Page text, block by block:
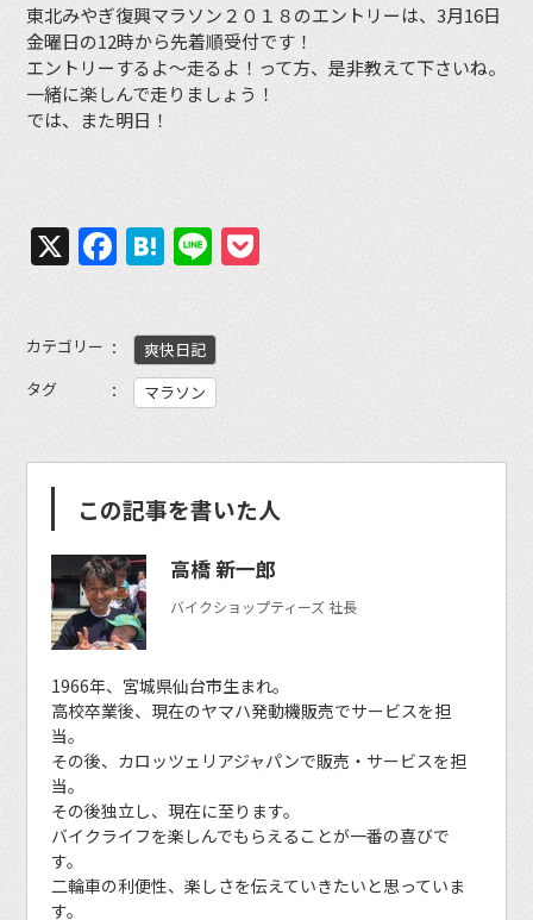
東北みやぎ復興マラソン２０１８のエントリーは、3月16日
金曜日の12時から先着順受付です！
エントリーするよ〜走るよ！って方、是非教えて下さいね。
一緒に楽しんで走りましょう！
では、また明日！
X Facebook
Hatena
Line
カテゴリー
爽快日記
タグ
マラソン
この記事を書いた人
高橋 新一郎
バイクショップティーズ 社長
1966年、宮城県仙台市生まれ。
高校卒業後、現在のヤマハ発動機販売でサービスを担
当。
その後、カロッツェリアジャパンで販売・サービスを担
当。
その後独立し、現在に至ります。
バイクライフを楽しんでもらえることが一番の喜びで
す。
二輪車の利便性、楽しさを伝えていきたいと思っていま
す。